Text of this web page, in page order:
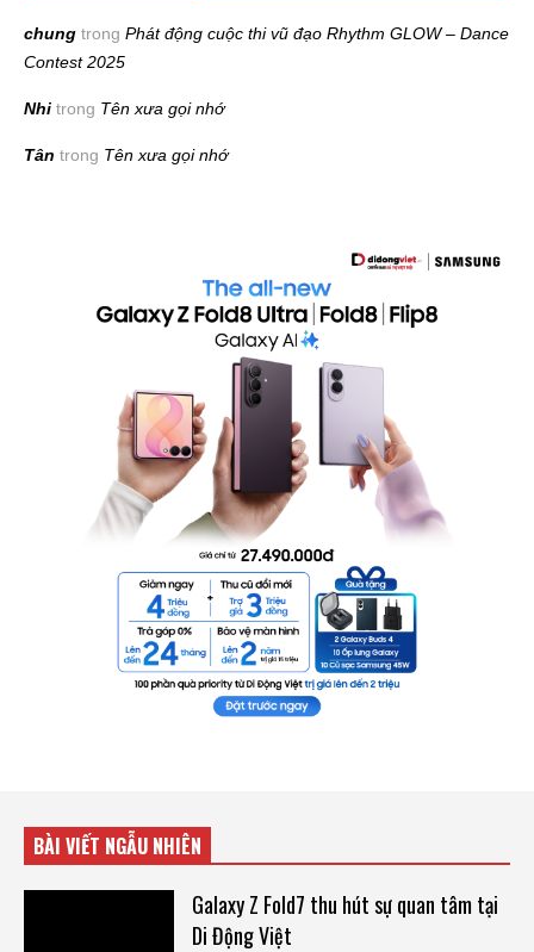
chung trong Phát động cuộc thi vũ đạo Rhythm GLOW – Dance
Contest 2025
Nhi trong Tên xưa gọi nhớ
Tân trong Tên xưa gọi nhớ
BÀI VIẾT NGẪU NHIÊN
Galaxy Z Fold7 thu hút sự quan tâm tại
Di Động Việt